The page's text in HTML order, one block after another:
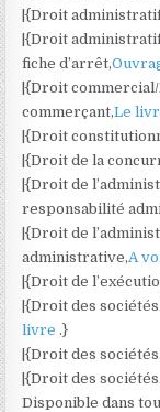
|{Droit
|{Droit
fiche d’arrêt,
|{Droit
commerçant,Le
|{Droit
|{Droit de la
|{Droit de
responsabilité
|{Droit de
administrative,A
|{Droit de
|{Droit des
livre .}
|{Droit des
|{Droit des
Disponible dans